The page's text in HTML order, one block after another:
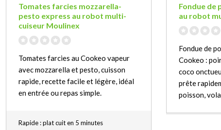
Tomates farcies mozzarella-
pesto express au robot multi-
cuiseur Moulinex
Tomates farcies au Cookeo vapeur
avec mozzarella et pesto, cuisson
rapide, recette facile et légère, idéal
en entrée ou repas simple.
Rapide : plat cuit en 5 minutes
Fondue de
au robot
Fondue de
Cookeo :
coco
prête
poisson,